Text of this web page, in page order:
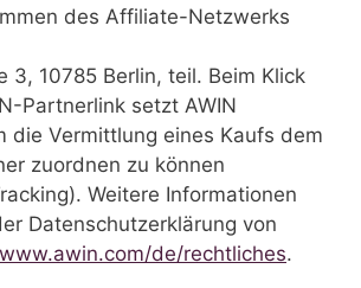
des Affiliate-Netzwerks
3, 10785 Berlin, teil. Beim Klick
Partnerlink setzt AWIN
die Vermittlung eines Kaufs dem
zuordnen zu können
Weitere Informationen
Datenschutzerklärung von
de/rechtliches.